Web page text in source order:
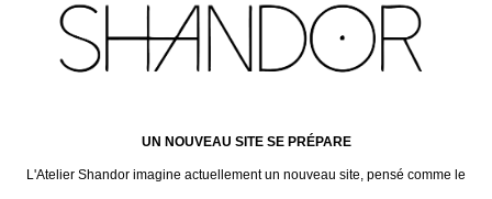
UN NOUVEAU SITE SE PRÉPARE
L'Atelier Shandor imagine actuellement un nouveau site, pensé comme le